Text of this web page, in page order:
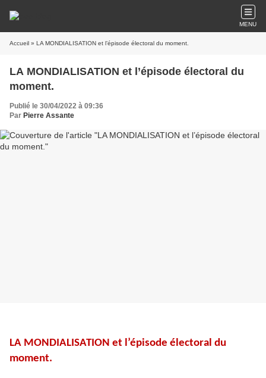
MENU
Accueil » LA MONDIALISATION et l’épisode électoral du moment.
LA MONDIALISATION et l’épisode électoral du
moment.
Publié le 30/04/2022 à 09:36
Par Pierre Assante
LA MONDIALISATION et l’épisode électoral du
moment.